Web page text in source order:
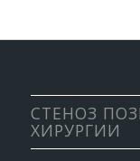
СТЕНОЗ
ХИРУРГИИ